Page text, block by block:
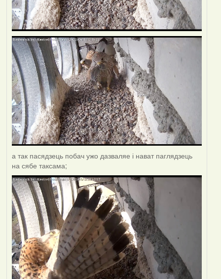
а так пасядзець побач ужо дазваляе і нават паглядзець
на сябе таксама;